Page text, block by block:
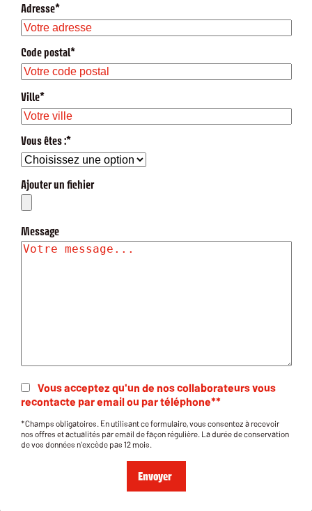
Adresse*
Code postal*
Ville*
Vous êtes :*
Ajouter un fichier
Message
Vous acceptez qu'un de nos collaborateurs vous
recontacte par email ou par téléphone**
*Champs obligatoires. En utilisant ce formulaire, vous consentez à recevoir
nos offres et actualités par email de façon régulière. La durée de conservation
de vos données n'excède pas 12 mois.